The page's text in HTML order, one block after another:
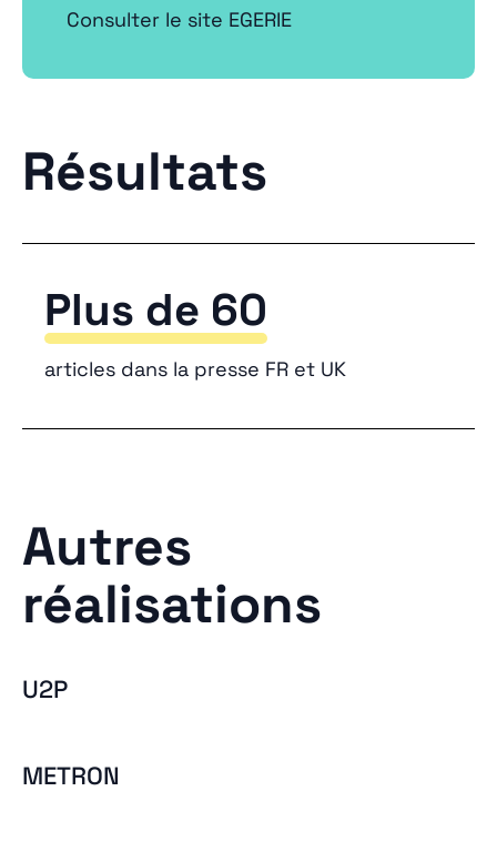
Consulter le site EGERIE
Résultats
Plus de 60
articles dans la presse FR et UK
Autres
réalisations
U2P
METRON